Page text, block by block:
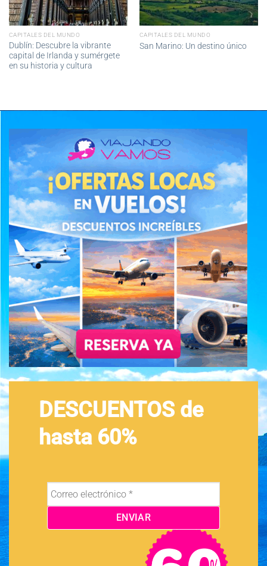
CAPITALES DEL MUNDO
Dublín: Descubre la vibrante
capital de Irlanda y sumérgete
en su historia y cultura
CAPITALES DEL MUNDO
San Marino: Un destino único
DESCUENTOS de
hasta 60%